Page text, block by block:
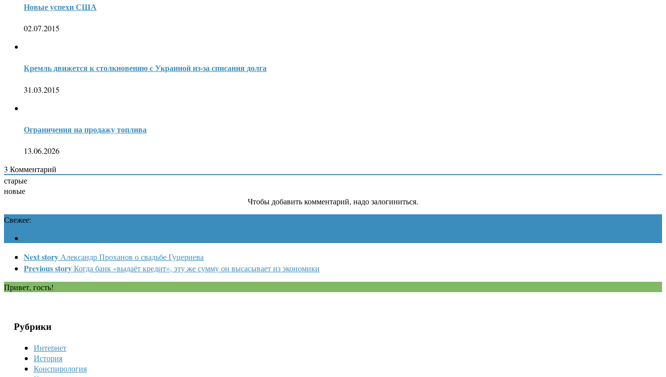
Новые успехи США
02.07.2015
Кремль движется к столкновению с Украиной из-за списания долга
31.03.2015
Ограничения на продажу топлива
13.06.2026
3 Комментарий
старые
новые
Чтобы добавить комментарий, надо залогиниться.
Свежее:
Next story Александр Проханов о свадьбе Гуцериева
Previous storyКогда банк «выдаёт кредит», эту же сумму он высасывает из экономики
Привет, гость!
Рубрики
Интернет
История
Конспирология